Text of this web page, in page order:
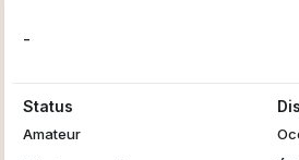
-
Status
Amateur